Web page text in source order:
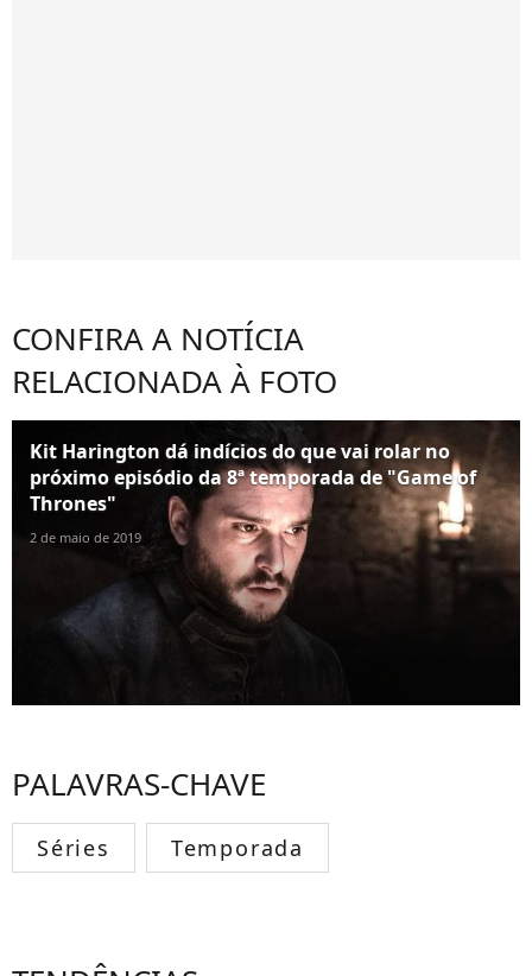
CONFIRA A NOTÍCIA
RELACIONADA À FOTO
Kit Harington dá indícios do que vai rolar no
próximo episódio da 8ª temporada de "Game of
Thrones"
2 de maio de 2019
PALAVRAS-CHAVE
Séries Temporada